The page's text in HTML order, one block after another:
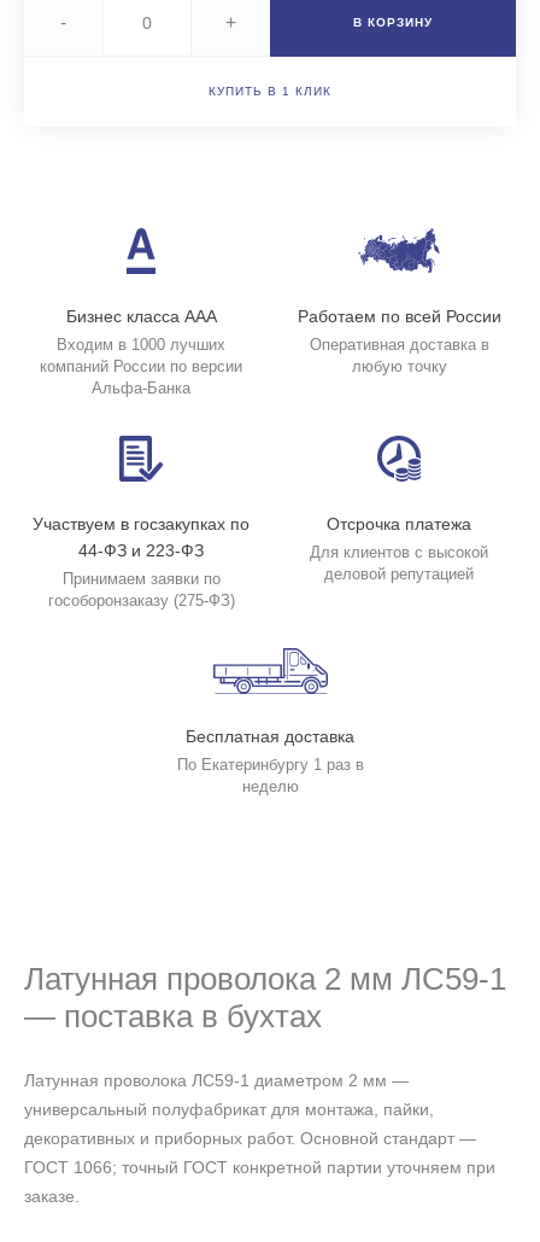
- + В КОРЗИНУ
КУПИТЬ В 1 КЛИК
Бизнес класса ААА
Входим в 1000 лучших
компаний России по версии
Альфа-Банка
Работаем по всей России
Оперативная доставка в
любую точку
Участвуем в госзакупках по
44-ФЗ и 223-ФЗ
Принимаем заявки по
гособоронзаказу (275-ФЗ)
Отсрочка платежа
Для клиентов с высокой
деловой репутацией
Бесплатная доставка
По Екатеринбургу 1 раз в
неделю
Латунная проволока 2 мм ЛС59-1
— поставка в бухтах
Латунная проволока ЛС59-1 диаметром 2 мм —
универсальный полуфабрикат для монтажа, пайки,
декоративных и приборных работ. Основной стандарт —
ГОСТ 1066; точный ГОСТ конкретной партии уточняем при
заказе.